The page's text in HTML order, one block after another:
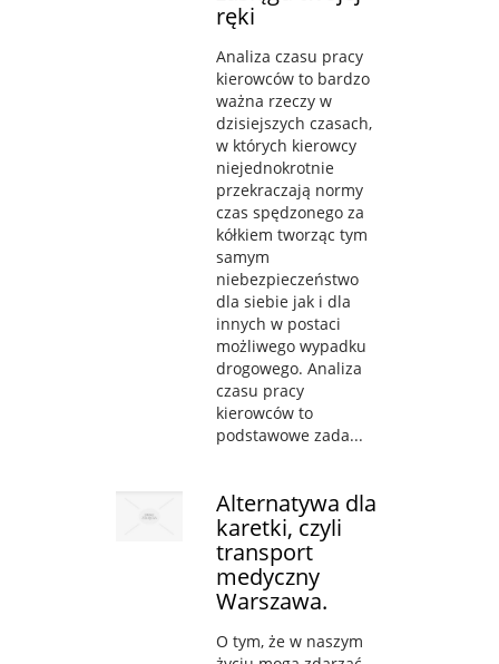
ręki
Analiza czasu pracy
kierowców to bardzo
ważna rzeczy w
dzisiejszych czasach,
w których kierowcy
niejednokrotnie
przekraczają normy
czas spędzonego za
kółkiem tworząc tym
samym
niebezpieczeństwo
dla siebie jak i dla
innych w postaci
możliwego wypadku
drogowego. Analiza
czasu pracy
kierowców to
podstawowe zada...
Alternatywa dla
karetki, czyli
transport
medyczny
Warszawa.
O tym, że w naszym